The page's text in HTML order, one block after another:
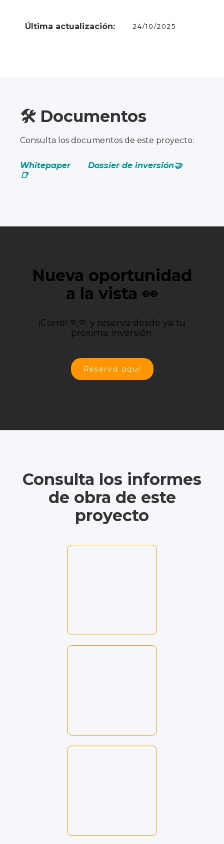
Última actualización: 24/10/2025
🛠️ Documentos
Consulta los documentos de este proyecto:
Whitepaper
📑
Dossier de inversión🤝
Nueva oportunidad
a la vista 👀
¡Corre! 🏃🏃 y reserva desde ya tu
próxima inversión.
Reserva aquí
Consulta los informes
de obra de este
proyecto